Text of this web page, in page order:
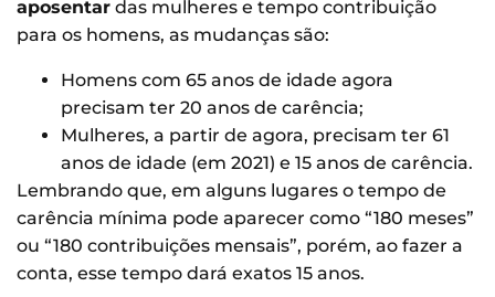
aposentar das mulheres e tempo contribuição
para os homens, as mudanças são:
Homens com 65 anos de idade agora
precisam ter 20 anos de carência;
Mulheres, a partir de agora, precisam ter 61
anos de idade (em 2021) e 15 anos de carência.
Lembrando que, em alguns lugares o tempo de
carência mínima pode aparecer como “180 meses”
ou “180 contribuições mensais”, porém, ao fazer a
conta, esse tempo dará exatos 15 anos.